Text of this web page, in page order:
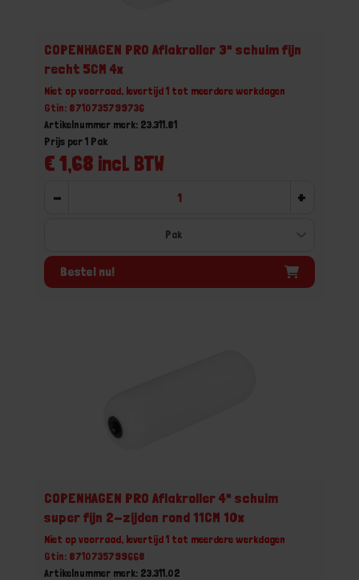
COPENHAGEN PRO Aflakroller 3* schuim fijn
recht 5CM 4x
Niet op voorraad, levertijd 1 tot meerdere werkdagen
Gtin: 8710735799736
Artikelnummer merk: 23.311.81
€ 1,68 incl. BTW
Prijs per 1 Pak
- +
Bestel nu!
COPENHAGEN PRO Aflakroller 4* schuim
super fijn 2-zijden rond 11CM 10x
Niet op voorraad, levertijd 1 tot meerdere werkdagen
Gtin: 8710735799668
Artikelnummer merk: 23.311.02